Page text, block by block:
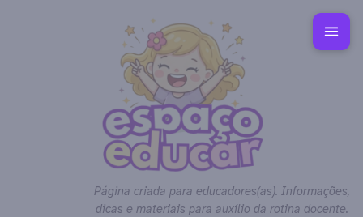
Página criada para educadores(as). Informações,
dicas e materiais para auxílio da rotina docente.